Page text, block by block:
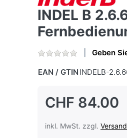
INDEL B
Geben
EAN / GTIN INDELB-
CHF 84.00
inkl. MwSt. zzgl.